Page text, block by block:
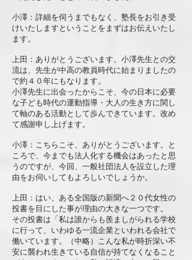
小澤：詳細を伺うまでもなく、塾長をお引き受
けいたしますということをまずはお伝えいたし
ます。
上田：ありがとうございます。小澤先生との交
流は、先生が中高の教員時代に始まりましたの
で約４０年にもなります。
小澤先生に出会ったからこそ、今の日本に必要
な子ども時代の運動指導・大人の生き方に関し
て軸のある活動として歩んできています。改め
て感謝申し上げます。
小澤：こちらこそ、ありがとうございます。と
ころで、今までも法人化する機会はあったと思
うのですが、今回、一般社団法人を設立した理
由をお伺いしてもよろしいでしょうか。
上田：はい、ある全国版の新聞へ２０代女性の
投書を目にした事が理由の大きな一つです。
その投書は「私は誰からも羨ましがられる学校
に行って、いわゆる一流企業といわれる会社で
働いています。（中略）こんな私が時折深い不
安に襲われ生きている自信が持てなくなること